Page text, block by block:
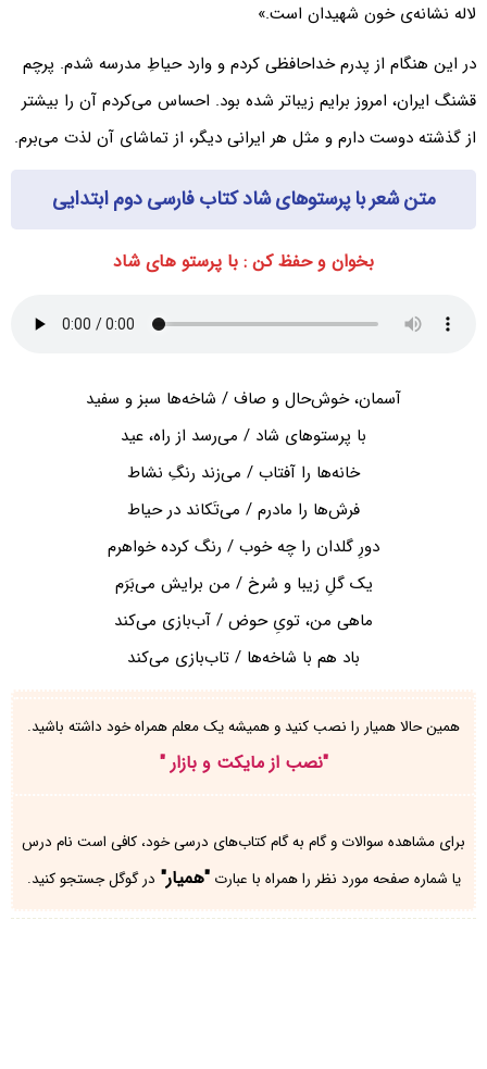
‌لاله نشانه‌ی خون شهیدان است.»
در این هنگام از پدرم خداحافظی کردم و وارد حیاطِ مدرسه شدم. پرچم
قشنگ ایران، امروز برایم زیباتر شده بود. احساس می‌کردم آن را بیشتر
از گذشته دوست دارم و مثل هر ایرانی دیگر، از تماشای آن لذت می‌برم.
متن شعر با پرستوهای شاد کتاب فارسی دوم ابتدایی
بخوان و حفظ‌ کن : با پرستو های شاد
آسمان، خوش‌حال و صاف / شاخه‌ها سبز و سفید
با پرستوهای شاد / می‌رسد از راه، عید
خانه‌ها را آفتاب / می‌زند رنگِ نشاط
فرش‌ها را مادرم / می‌تَکاند در حیاط
دورِ گلدان را چه خوب / رنگ کرده خواهرم
یک گلِ زیبا و سُرخ / من برایش می‌بَرَم
ماهی من، تویِ حوض / آب‌بازی می‌کند
باد هم با شاخه‌ها / تاب‌بازی می‌کند
همین حالا همیار را نصب کنید و همیشه یک معلم همراه خود داشته باشید.
"نصب از مایکت و بازار "
برای مشاهده سوالات و گام به گام کتاب‌های درسی خود، کافی است نام درس
یا شماره صفحه مورد نظر را همراه با عبارت"همیار" در گوگل جستجو کنید.